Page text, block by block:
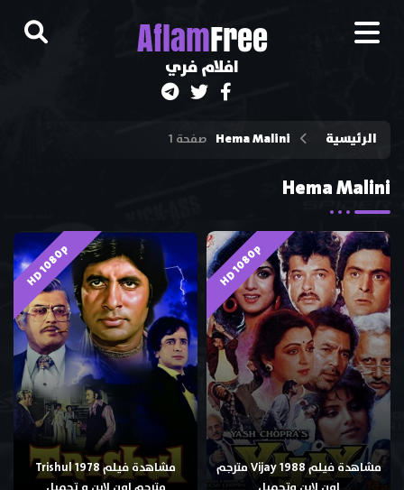
AflamFree
افلام فري
الرئيسية Hema Malini صفحة 1
Hema Malini
HD 1080p
مشاهدة فيلم Vijay 1988 مترجم
HD 1080p
مشاهدة فيلم Trishul 1978